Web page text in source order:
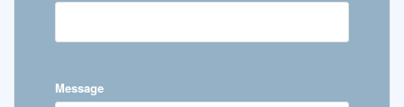
Message